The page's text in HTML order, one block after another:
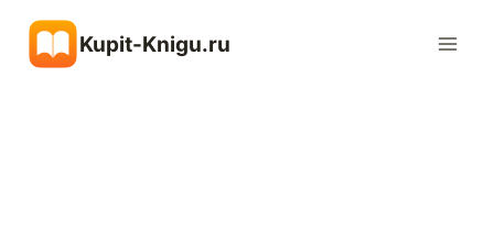
содержимому
Kupit-Knigu.ru